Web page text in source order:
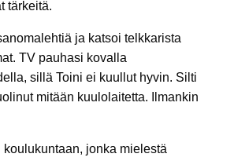
tärkeitä.
ja katsoi telkkarista
TV pauhasi kovalla
sillä Toini ei kuullut hyvin. Silti
mitään kuulolaitetta. Ilmankin
jonka mielestä